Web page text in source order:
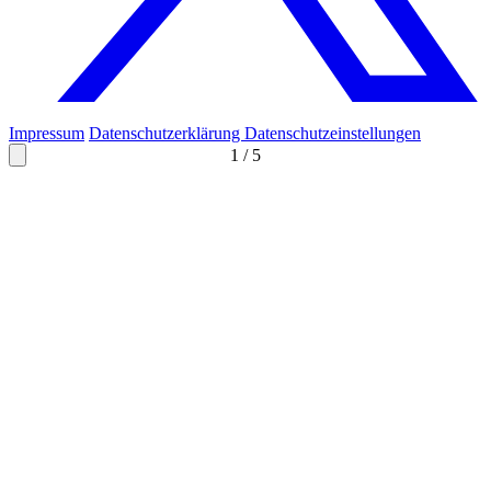
1 / 5
Impressum Datenschutzerklärung Datenschutzeinstellungen